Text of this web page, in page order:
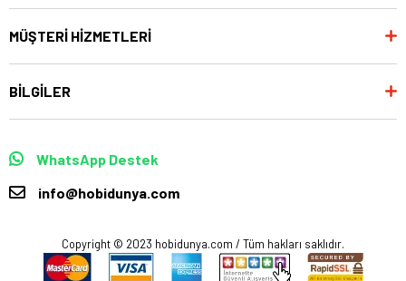
MÜŞTERİ HİZMETLERİ
BİLGİLER
WhatsApp Destek
info@hobidunya.com
Copyright © 2023 hobidunya.com / Tüm hakları saklıdır.